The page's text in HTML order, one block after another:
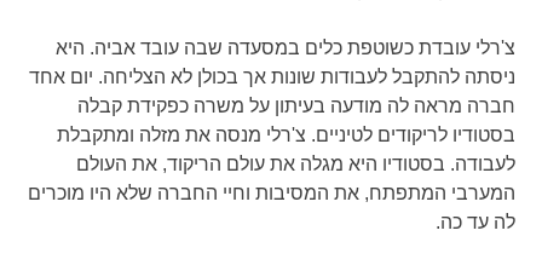
צ'רלי עובדת כשוטפת כלים במסעדה שבה עובד אביה. היא
ניסתה להתקבל לעבודות שונות אך בכולן לא הצליחה. יום אחד
חברה מראה לה מודעה בעיתון על משרה כפקידת קבלה
בסטודיו לריקודים לטיניים. צ'רלי מנסה את מזלה ומתקבלת
לעבודה. בסטודיו היא מגלה את עולם הריקוד, את העולם
המערבי המתפתח, את המסיבות וחיי החברה שלא היו מוכרים
לה עד כה.